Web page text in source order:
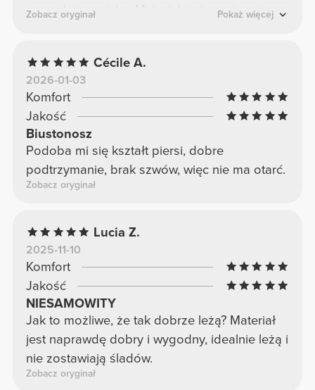
powodując ucisku. Materiał jest przyjemnie
Podsumowując, to wysokiej jakości i wygodny
biustonosz sportowy – gorąco polecam!
⭐⭐⭐⭐⭐
Zobacz oryginał Pokaż więcej
Cécile A.
2026-01-03
Komfort
Jakość
Biustonosz
Podoba mi się kształt piersi, dobre
podtrzymanie, brak szwów, więc nie ma otarć.
Zobacz oryginał
Lucia Z.
2025-11-10
Komfort
Jakość
NIESAMOWITY
Jak to możliwe, że tak dobrze leżą? Materiał
jest naprawdę dobry i wygodny, idealnie leżą i
nie zostawiają śladów.
Zobacz oryginał